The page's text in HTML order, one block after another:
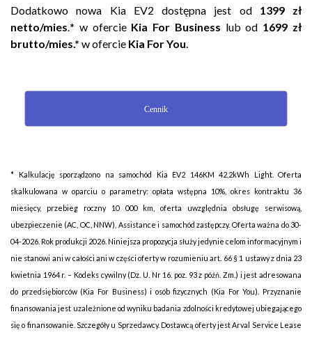
Dodatkowo nowa Kia EV2 dostępna jest od 1399 zł
netto/mies.* w ofercie Kia For Business lub od 1699 zł
brutto/mies.* w ofercie Kia For You.
Cennik
* Kalkulację sporządzono na samochód Kia EV2 146KM 42,2kWh Light. Oferta
skalkulowana w oparciu o parametry: opłata wstępna 10%, okres kontraktu 36
miesięcy, przebieg roczny 10 000 km, oferta uwzględnia obsługę serwisową,
ubezpieczenie (AC, OC, NNW), Assistance i samochód zastępczy. Oferta ważna do 30-
04-2026. Rok produkcji 2026. Niniejsza propozycja służy jedynie celom informacyjnym i
nie stanowi ani w całości ani w części oferty w rozumieniu art. 66 § 1 ustawy z dnia 23
kwietnia 1964 r. – Kodeks cywilny (Dz. U. Nr 16. poz. 93 z późń. Zm.) i jest adresowana
do przedsiębiorców (Kia For Business) i osób fizycznych (Kia For You). Przyznanie
finansowania jest uzależnione od wyniku badania zdolności kredytowej ubiegającego
się o finansowanie. Szczegóły u Sprzedawcy. Dostawcą oferty jest Arval Service Lease